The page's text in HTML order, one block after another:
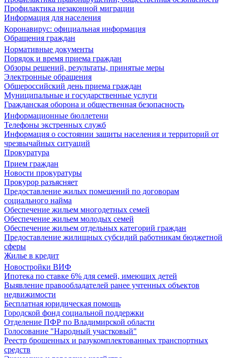
Профилактика незаконной миграции
Информация для населения
Коронавирус: официальная информация
Обращения граждан
Нормативные документы
Порядок и время приема граждан
Обзоры решений, результаты, принятые меры
Электронные обращения
Общероссийский день приема граждан
Муниципальные и государственные услуги
Гражданская оборона и общественная безопасность
Информационные бюллетени
Телефоны экстренных служб
Информация о состоянии защиты населения и территорий от
чрезвычайных ситуаций
Прокуратура
Прием граждан
Новости прокуратуры
Прокурор разъясняет
Предоставление жилых помещений по договорам
социального найма
Обеспечение жильем многодетных семей
Обеспечение жильем молодых семей
Обеспечение жильем отдельных категорий граждан
Предоставление жилищных субсидий работникам бюджетной
сферы
Жилье в кредит
Новостройки ВИФ
Ипотека по ставке 6% для семей, имеющих детей
Выявление правообладателей ранее учтенных объектов
недвижимости
Бесплатная юридическая помощь
Городской фонд социальной поддержки
Отделение ПФР по Владимирской области
Голосование "Народный участковый"
Реестр брошенных и разукомплектованных транспортных
средств